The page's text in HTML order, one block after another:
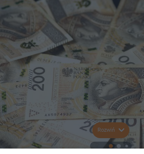
Rozwiń